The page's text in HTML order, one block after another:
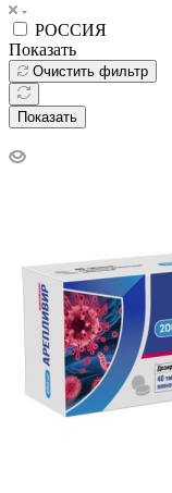
РОССИЯ
Показать
Очистить фильтр
Показать